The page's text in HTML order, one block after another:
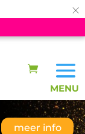
×
meer info